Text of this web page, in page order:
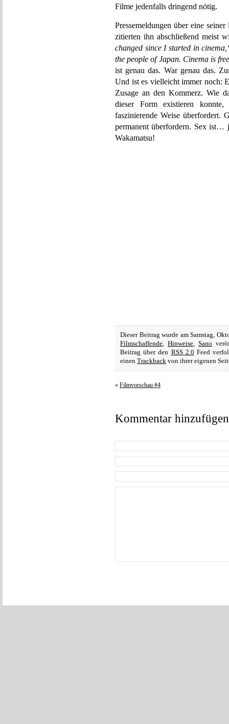
Filme jedenfalls dringend nötig.
Pressemeldungen über eine
zitierten ihn abschließend meist
changed since I started in
the people of Japan. Cinema is
ist genau das. War genau das.
Und ist es vielleicht immer noch:
Zusage an den Kommerz. Wie
dieser Form existieren
faszinierende Weise überfordert.
permanent überfordern. Sex ist…
Wakamatsu!
Dieser Beitrag wurde am Samstag,
Filmschaffende,Hinweise,Sano
Beitrag über den RSS 2.0 Feed
einen Trackback von ihrer eigenen
« Filmvorschau #4
Kommentar hinzufügen